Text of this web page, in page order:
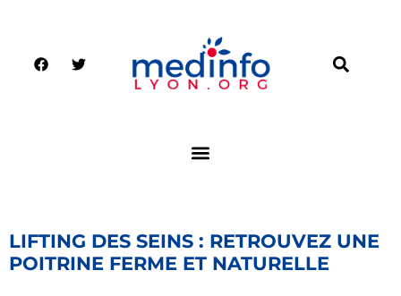
LIFTING DES SEINS : RETROUVEZ UNE
POITRINE FERME ET NATURELLE